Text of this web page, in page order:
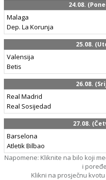
24.08.
Malaga
Dep. La Korunja
25.08.
Valensija
Betis
26.08.
Real Madrid
Real Sosijedad
27.08.
Barselona
Atletik Bilbao
Napomene: Kliknite na bilo koji
i
Klikni na prosječnu